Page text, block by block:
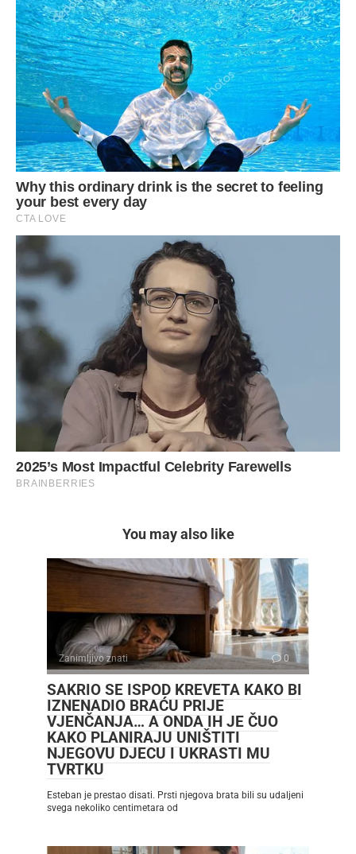
You may also like
Zanimljivo znati 0
SAKRIO SE ISPOD KREVETA KAKO BI
IZNENADIO BRAĆU PRIJE
VJENČANJA… A ONDA IH JE ČUO
KAKO PLANIRAJU UNIŠTITI
NJEGOVU DJECU I UKRASTI MU
TVRTKU
Esteban je prestao disati. Prsti njegova brata bili su udaljeni
svega nekoliko centimetara od